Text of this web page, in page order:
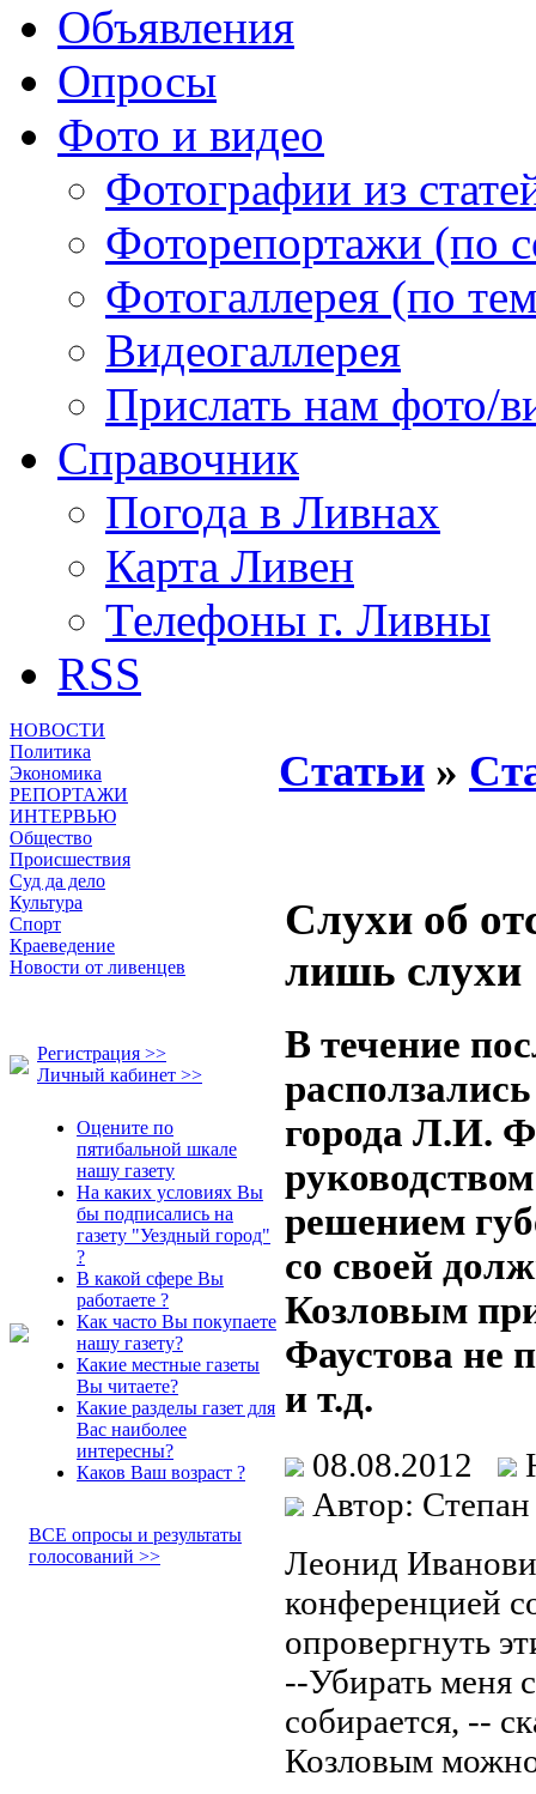
Объявления
Опросы
Фото и видео
Фотографии из
Фоторепортажи (по
Фотогаллерея (по
Видеогаллерея
Прислать нам фото/
Справочник
Погода в Ливнах
Карта Ливен
Телефоны г. Ливны
RSS
НОВОСТИ
Политика
Экономика
РЕПОРТАЖИ
ИНТЕРВЬЮ
Общество
Происшествия
Суд да дело
Культура
Спорт
Краеведение
Новости от ливенцев
Регистрация >>
Личный кабинет >>
Оцените по
пятибальной шкале
нашу газету
На каких условиях Вы
бы подписались на
газету "Уездный город"
?
В какой сфере Вы
работаете ?
Как часто Вы покупаете
нашу газету?
Какие местные газеты
Вы читаете?
Какие разделы газет для
Вас наиболее
интересны?
Каков Ваш возраст ?
ВСЕ опросы и результаты
голосований >>
Статьи »
Слухи об
лишь слухи
В течение
города Л.И.
решением
со своей
Козловым
Фаустова не
и т.д.
08.08.2012
Автор:
Леонид
конференцией
опровергнуть
--Убирать меня
собирается, --
Козловым можно